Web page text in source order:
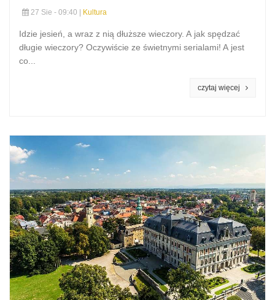
27 Sie - 09:40 | Kultura
Idzie jesień, a wraz z nią dłuższe wieczory. A jak spędzać
długie wieczory? Oczywiście ze świetnymi serialami! A jest
co...